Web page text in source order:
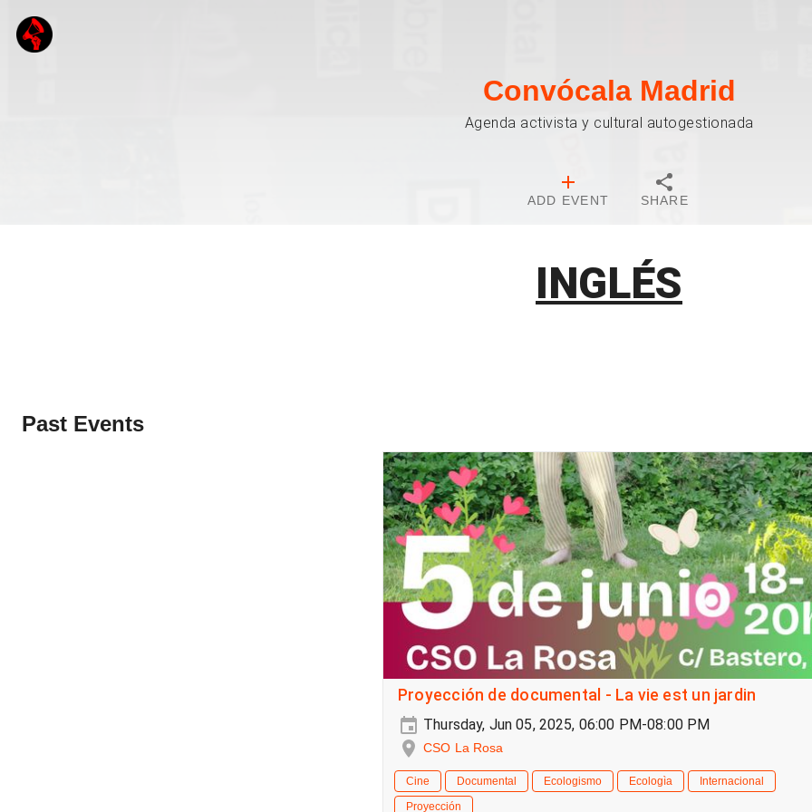
Convócala Madrid
Agenda activista y cultural autogestionada
ADD EVENT SHARE
INGLÉS
Past Events
Proyección de documental - La vie est un jardin
Thursday, Jun 05, 2025, 06:00 PM-08:00 PM
CSO La Rosa
Cine Documental Ecologismo Ecologìa
Internacional
Proyección